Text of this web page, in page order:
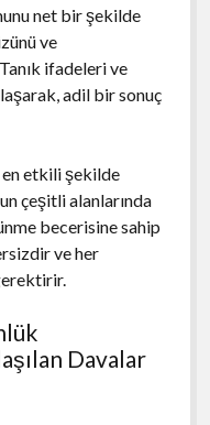
net bir şekilde
ve
ifadeleri ve
adil bir sonuç
en etkili şekilde
çeşitli alanlarında
becerisine sahip
ve her
Davalar